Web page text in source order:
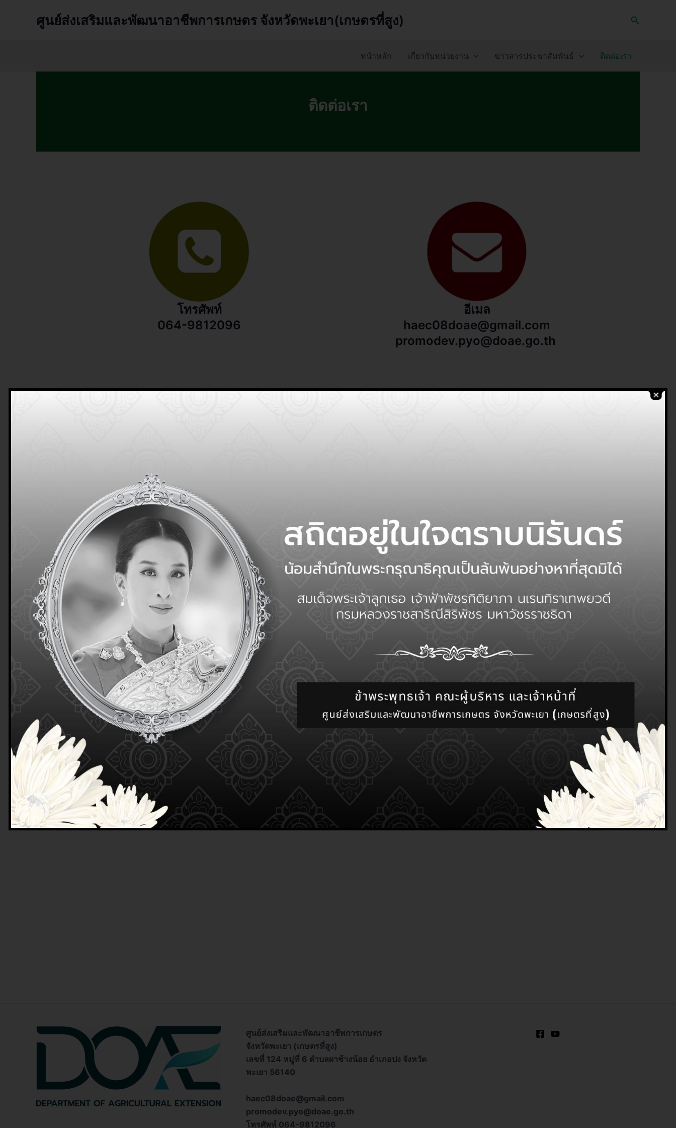
ศูนย์ส่งเสริมและพัฒนาอาชีพการเกษตร จังหวัดพะเยา(เกษตรที่สูง) Search
หน้าหลัก เกี่ยวกับหน่วยงาน ข่าวสารประชาสัมพันธ์ ติดต่อเรา
ติดต่อเรา
โทรศัพท์
064-9812096
อีเมล
haec08doae@gmail.com
promodev.pyo@doae.go.th
ประชาสัมพันธ์เกษตรที่สูงพะเยา
@ประชาสัมพันธ์ เกษตรที่สูงพะเยา
ศูนย์ส่งเสริมและพัฒนาอาชีพการเกษตร จังหวัดพะเยา (เกษตรที่สูง)
เลขที่ 124 หมู่ที่ 6 ตำบลผาช้างน้อย อำเภอปง จังหวัดพะเยา 56140
ศูนย์ส่งเสริมและพัฒนาอาชีพการเกษตร
จังหวัดพะเยา (เกษตรที่สูง)
เลขที่ 124 หมู่ที่ 6 ตำบลผาช้างน้อย อำเภอปง จังหวัด
พะเยา 56140
haec08doae@gmail.com
promodev.pyo@doae.go.th
โทรศัพท์ 064-9812096